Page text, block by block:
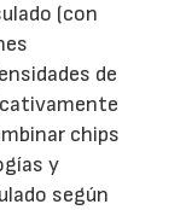
(con
de
chips
y
según